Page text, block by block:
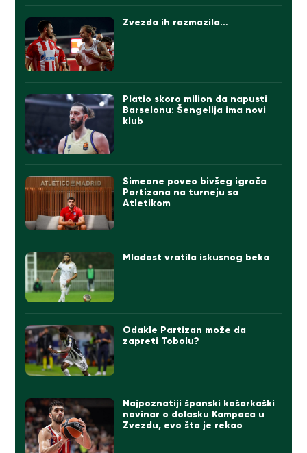
Zvezda ih razmazila…
Platio skoro milion da napusti
Barselonu: Šengelija ima novi
klub
Simeone poveo bivšeg igrača
Partizana na turneju sa
Atletikom
Mladost vratila iskusnog beka
Odakle Partizan može da
zapreti Tobolu?
Najpoznatiji španski košarkaški
novinar o dolasku Kampaca u
Zvezdu, evo šta je rekao